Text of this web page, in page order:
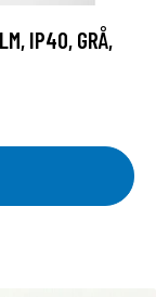
IP40, GRÅ,